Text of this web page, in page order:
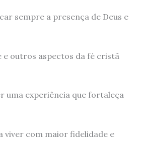
sempre a presença de Deus e
e outros aspectos da fé cristã
uma experiência que fortaleça
viver com maior fidelidade e